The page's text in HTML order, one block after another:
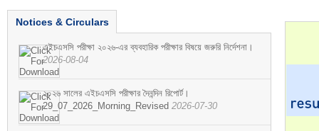
Notices & Circulars
এইচএসসি পরীক্ষা ২০২৬-এর ব্যবহারিক পরীক্ষার বিষয়ে জরুরি নির্দেশনা।
2026-08-04
২০২৬ সালের এইচএসসি পরীক্ষার দৈনন্দিন রিপোর্ট।
29_07_2026_Morning_Revised 2026-07-30